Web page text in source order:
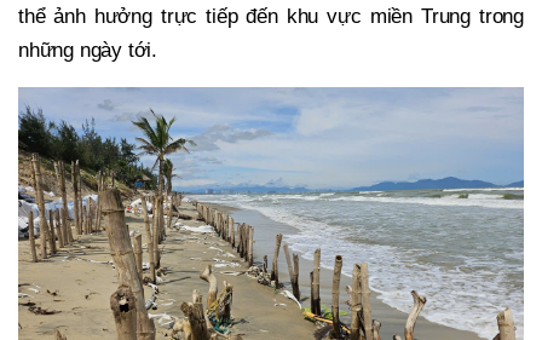
thể ảnh hưởng trực tiếp đến khu vực miền Trung trong
những ngày tới.